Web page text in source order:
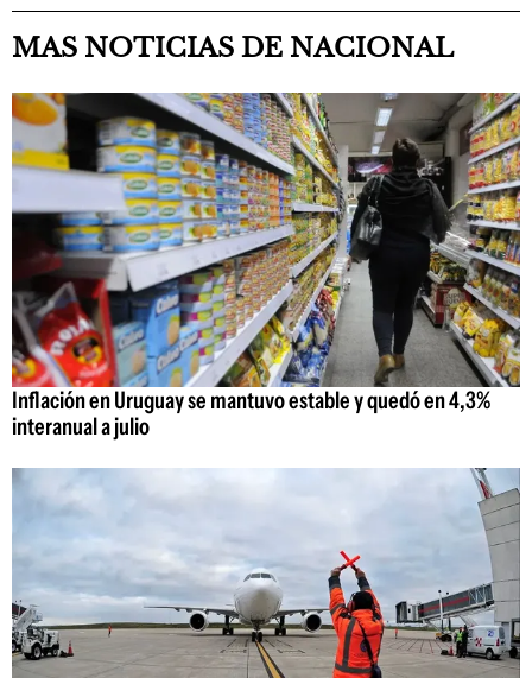
MAS NOTICIAS DE NACIONAL
Inflación en Uruguay se mantuvo estable y quedó en 4,3%
interanual a julio